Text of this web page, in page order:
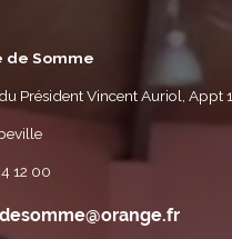
de Somme
Président Vincent Auriol, Appt 1
12 00